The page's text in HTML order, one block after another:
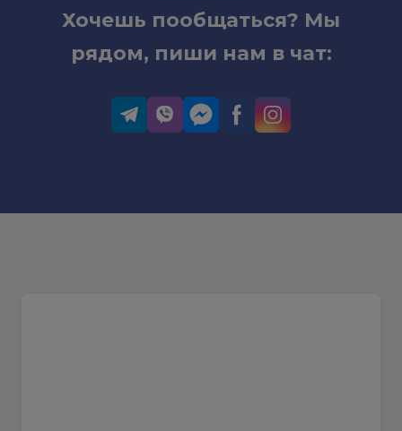
Хочешь пообщаться? Мы
рядом, пиши нам в чат: